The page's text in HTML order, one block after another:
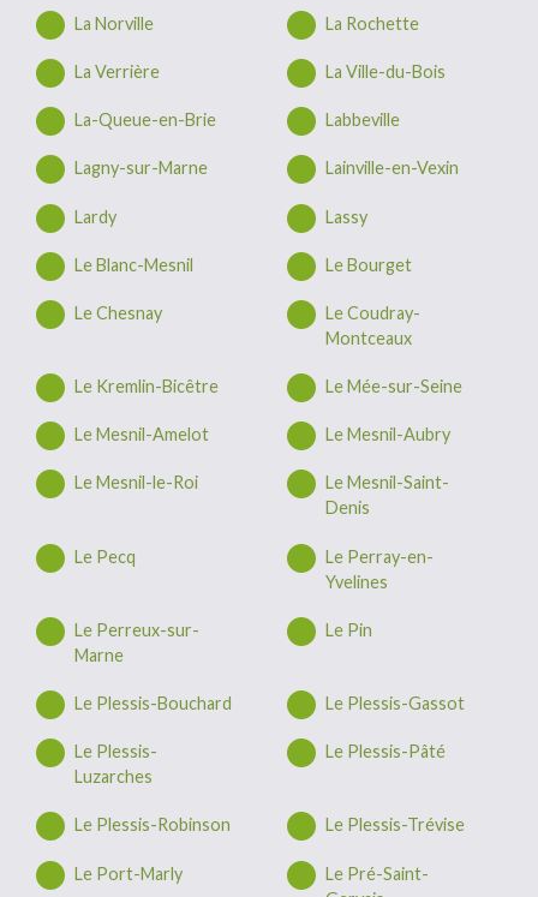
La Norville La Rochette
La Verrière La Ville-du-Bois
La-Queue-en-Brie Labbeville
Lagny-sur-Marne Lainville-en-Vexin
Lardy Lassy
Le Blanc-Mesnil Le Bourget
Le Chesnay
Le Coudray-
Montceaux
Le Kremlin-Bicêtre Le Mée-sur-Seine
Le Mesnil-Amelot Le Mesnil-Aubry
Le Mesnil-le-Roi
Le Mesnil-Saint-
Denis
Le Pecq
Le Perray-en-
Yvelines
Le Perreux-sur-
Marne
Le Pin
Le Plessis-Bouchard Le Plessis-Gassot
Le Plessis-
Luzarches
Le Plessis-Pâté
Le Plessis-Robinson Le Plessis-Trévise
Le Port-Marly
Le Pré-Saint-